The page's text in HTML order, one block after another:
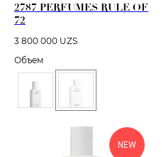
2787 PERFUMES RULE OF
72
3 800 000 UZS
Объем
NEW